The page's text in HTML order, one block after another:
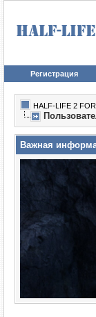
Регистрация
HALF-LIFE 2
Важная